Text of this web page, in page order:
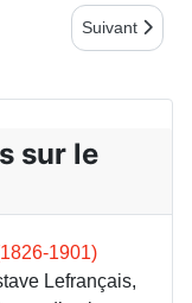
Place de laArticle suivant
Suivant
sur le
1901)
Lefrançais,